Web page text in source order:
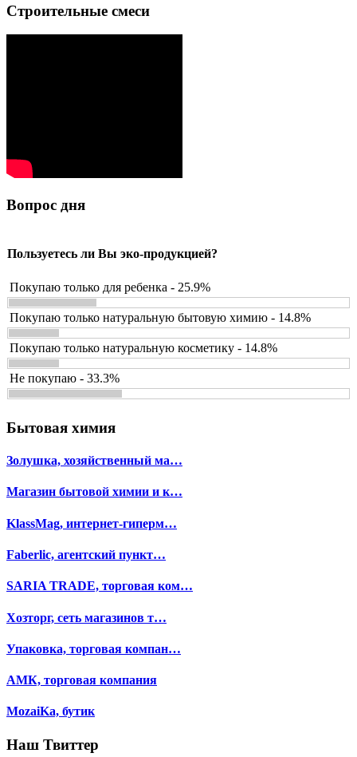
Строительные смеси
Вопрос дня
Пользуетесь ли Вы эко-продукцией?
Покупаю только для ребенка - 25.9%
Покупаю только натуральную бытовую химию - 14.8%
Покупаю только натуральную косметику - 14.8%
Не покупаю - 33.3%
Бытовая химия
Золушка, хозяйственный ма…
Магазин бытовой химии и к…
KlassMag, интернет-гиперм…
Faberlic, агентский пункт…
SARIA TRADE, торговая ком…
Хозторг, сеть магазинов т…
Упаковка, торговая компан…
АМК, торговая компания
MozaiKa, бутик
Наш Твиттер